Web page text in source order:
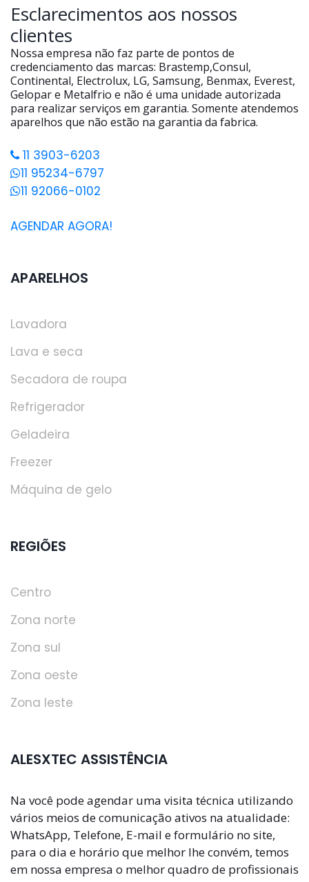
Esclarecimentos aos nossos
clientes
Nossa empresa não faz parte de pontos de
credenciamento das marcas: Brastemp,Consul,
Continental, Electrolux, LG, Samsung, Benmax, Everest,
Gelopar e Metalfrio e não é uma unidade autorizada
para realizar serviços em garantia. Somente atendemos
aparelhos que não estão na garantia da fabrica.
11 3903-6203
11 95234-6797
11 92066-0102
AGENDAR AGORA!
APARELHOS
Lavadora
Lava e seca
Secadora de roupa
Refrigerador
Geladeira
Freezer
Máquina de gelo
REGIÕES
Centro
Zona norte
Zona sul
Zona oeste
Zona leste
ALESXTEC ASSISTÊNCIA
Na você pode agendar uma visita técnica utilizando
vários meios de comunicação ativos na atualidade:
WhatsApp, Telefone, E-mail e formulário no site,
para o dia e horário que melhor lhe convém, temos
em nossa empresa o melhor quadro de profissionais